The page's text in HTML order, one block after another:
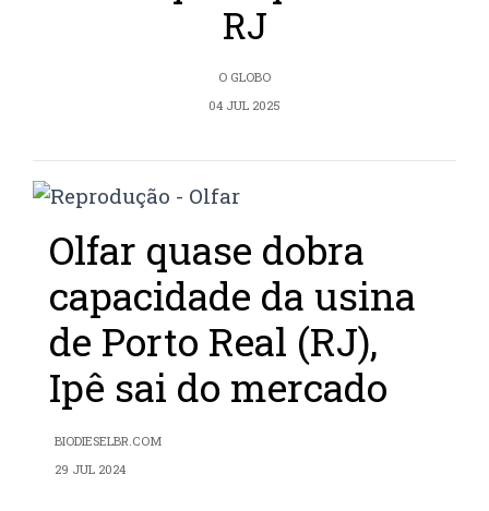
RJ
O GLOBO
04 JUL 2025
Olfar quase dobra
capacidade da usina
de Porto Real (RJ),
Ipê sai do mercado
BIODIESELBR.COM
29 JUL 2024